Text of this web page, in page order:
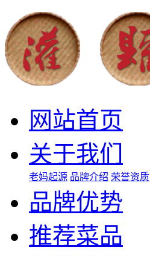
网站首页
关于我们
老妈起源 品牌介绍 荣誉资质
品牌优势
推荐菜品